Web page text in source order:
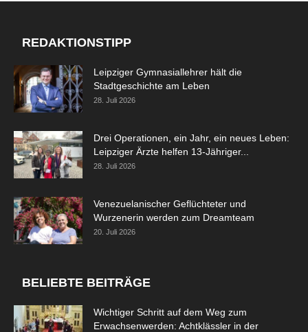
REDAKTIONSTIPP
Leipziger Gymnasiallehrer hält die
Stadtgeschichte am Leben
28. Juli 2026
Drei Operationen, ein Jahr, ein neues Leben:
Leipziger Ärzte helfen 13-Jähriger...
28. Juli 2026
Venezuelanischer Geflüchteter und
Wurzenerin werden zum Dreamteam
20. Juli 2026
BELIEBTE BEITRÄGE
Wichtiger Schritt auf dem Weg zum
Erwachsenwerden: Achtklässler in der